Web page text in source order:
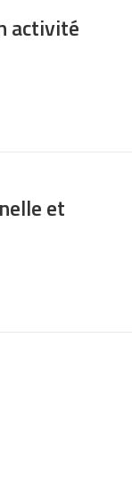
activité
et